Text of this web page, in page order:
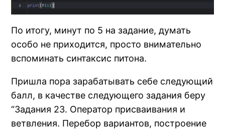
По итогу, минут по 5 на задание, думать
особо не приходится, просто внимательно
вспоминать синтаксис питона.
Пришла пора зарабатывать себе следующий
балл, в качестве следующего задания беру
“Задания 23. Оператор присваивания и
ветвления. Перебор вариантов, построение